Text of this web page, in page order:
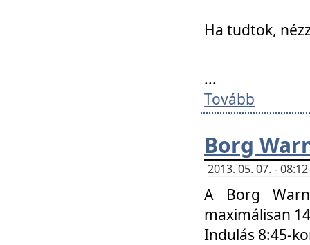
Ha tudtok,
...
Tovább
Borg
2013. 05. 07. -
A Borg
maximálisan
Indulás 8:45-